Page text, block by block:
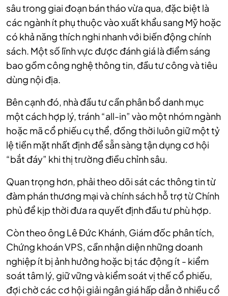
sâu trong giai đoạn bán tháo vừa qua, đặc biệt là
các ngành ít phụ thuộc vào xuất khẩu sang Mỹ hoặc
có khả năng thích nghi nhanh với biến động chính
sách. Một số lĩnh vực được đánh giá là điểm sáng
bao gồm công nghệ thông tin, đầu tư công và tiêu
dùng nội địa.
Bên cạnh đó, nhà đầu tư cần phân bổ danh mục
một cách hợp lý, tránh “all-in” vào một nhóm ngành
hoặc mã cổ phiếu cụ thể, đồng thời luôn giữ một tỷ
lệ tiền mặt nhất định để sẵn sàng tận dụng cơ hội
“bắt đáy” khi thị trường điều chỉnh sâu.
Quan trọng hơn, phải theo dõi sát các thông tin từ
đàm phán thương mại và chính sách hỗ trợ từ Chính
phủ để kịp thời đưa ra quyết định đầu tư phù hợp.
Còn theo ông Lê Đức Khánh, Giám đốc phân tích,
Chứng khoán VPS, cần nhận diện những doanh
nghiệp ít bị ảnh hưởng hoặc bị tác động ít - kiểm
soát tâm lý, giữ vững và kiểm soát vị thế cổ phiếu,
đợi chờ các cơ hội giải ngân giá hấp dẫn ở nhiều cổ